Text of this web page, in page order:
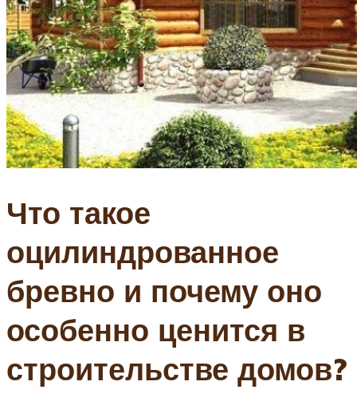
Что такое
оцилиндрованное
бревно и почему оно
особенно ценится в
строительстве домов?